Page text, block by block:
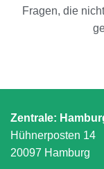
Fragen, die
Zentrale:
Hühnerposten 14
20097 Hamburg